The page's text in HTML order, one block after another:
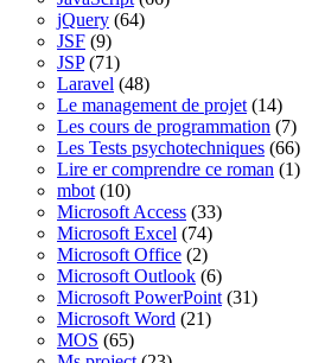
jQuery (64)
JSF (9)
JSP(71)
Laravel (48)
Le management de projet (14)
Les cours de programmation (7)
Les Tests psychotechniques (66)
Lire er comprendre ce roman (1)
mbot (10)
Microsoft Access (33)
Microsoft Excel (74)
Microsoft Office (2)
Microsoft Outlook (6)
Microsoft PowerPoint (31)
Microsoft Word (21)
MOS (65)